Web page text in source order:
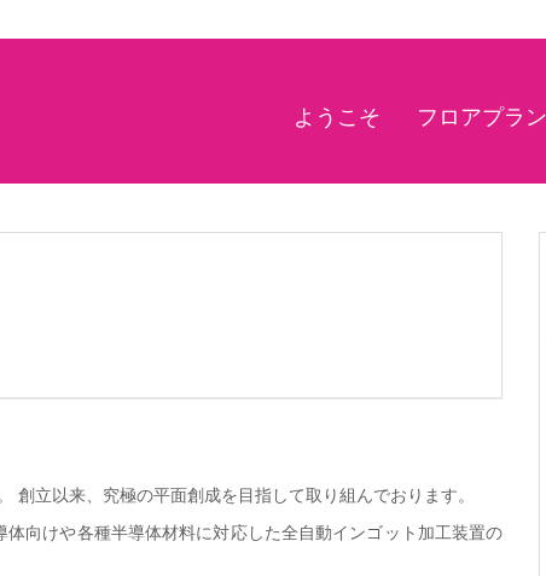
ようこそ フロアプラン
立以来、究極の平面創成を目指して取り組んでおります。
向けや各種半導体材料に対応した全自動インゴット加工装置の